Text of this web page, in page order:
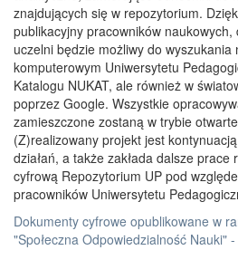
znajdujących się w repozytorium.
publikacyjny pracowników
uczelni będzie możliwy do wyszukania
komputerowym Uniwersytetu
Katalogu NUKAT, ale również w
poprzez Google. Wszystkie
zamieszczone zostaną w trybie
(Z)realizowany projekt jest
działań, a także zakłada dalsze
cyfrową Repozytorium UP pod
pracowników Uniwersytetu
Dokumenty cyfrowe opublikowane w
"Społeczna Odpowiedzialność Nauki"